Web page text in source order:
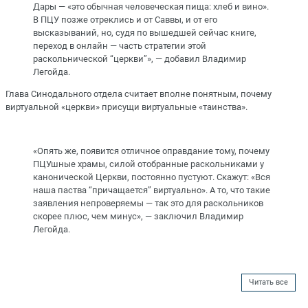
Дары — «это обычная человеческая пища: хлеб и вино».
В ПЦУ позже отреклись и от Саввы, и от его
высказываний, но, судя по вышедшей сейчас книге,
переход в онлайн — часть стратегии этой
раскольнической “церкви”», — добавил Владимир
Легойда.
Глава Синодального отдела считает вполне понятным, почему
виртуальной «церкви» присущи виртуальные «таинства».
«Опять же, появится отличное оправдание тому, почему
ПЦУшные храмы, силой отобранные раскольниками у
канонической Церкви, постоянно пустуют. Скажут: «Вся
наша паства “причащается” виртуально». А то, что такие
заявления непроверяемы — так это для раскольников
скорее плюс, чем минус», — заключил Владимир
Легойда.
Читать все